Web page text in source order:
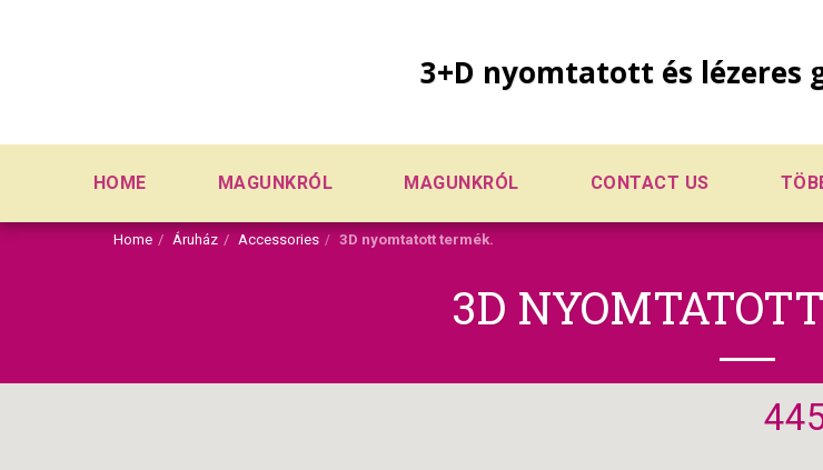
3+D nyomtatott és lézeres
HOME MAGUNKRÓL MAGUNKRÓL CONTACT US
Home Áruház Accessories 3D nyomtatott termék.
3D